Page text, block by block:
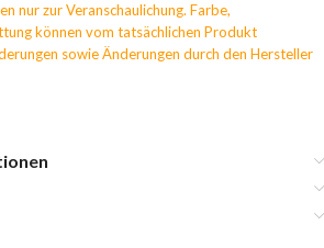
nur zur Veranschaulichung. Farbe,
können vom tatsächlichen Produkt
sowie Änderungen durch den Hersteller